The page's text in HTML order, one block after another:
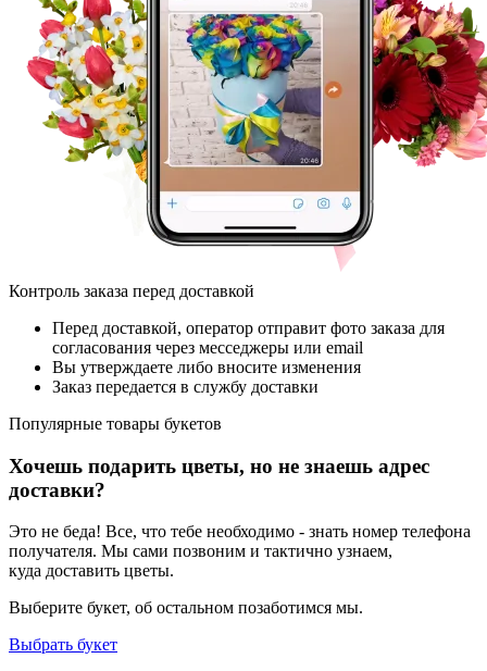
Контроль заказа перед доставкой
Перед доставкой, оператор отправит фото заказа для
согласования через месседжеры или email
Вы утверждаете либо вносите изменения
Заказ передается в службу доставки
Популярные товары букетов
Хочешь подарить цветы, но не знаешь адрес
доставки?
Это не беда! Все, что тебе необходимо - знать номер телефона
получателя. Мы сами позвоним и тактично узнаем,
куда доставить цветы.
Выберите букет, об остальном позаботимся мы.
Выбрать букет